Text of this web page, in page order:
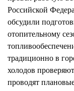
Российской
обсудили
отопительному
традиционно в
холодов
проводят